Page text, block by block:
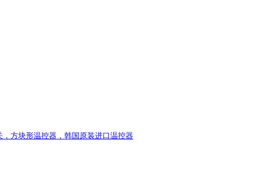
方块形温控器，韩国原装进口温控器